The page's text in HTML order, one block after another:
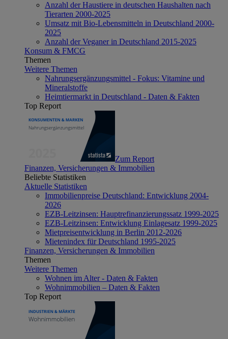
Anzahl der Haustiere in deutschen Haushalten nach
Tierarten 2000-2025
Umsatz mit Bio-Lebensmitteln in Deutschland 2000-
2025
Anzahl der Veganer in Deutschland 2015-2025
Konsum & FMCG
Themen
Weitere Themen
Nahrungsergänzungsmittel - Fokus: Vitamine und
Mineralstoffe
Heimtiermarkt in Deutschland - Daten & Fakten
Top Report
Zum Report
Finanzen, Versicherungen & Immobilien
Beliebte Statistiken
Aktuelle Statistiken
Immobilienpreise Deutschland: Entwicklung 2004-
2026
EZB-Leitzinsen: Hauptrefinanzierungssatz 1999-2025
EZB-Leitzinsen: Entwicklung Einlagesatz 1999-2025
Mietpreisentwicklung in Berlin 2012-2026
Mietenindex für Deutschland 1995-2025
Finanzen, Versicherungen & Immobilien
Themen
Weitere Themen
Wohnen im Alter - Daten & Fakten
Wohnimmobilien – Daten & Fakten
Top Report